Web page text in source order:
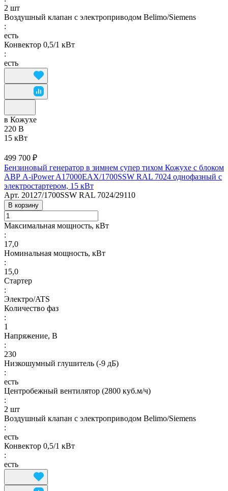
2 шт
Воздушный клапан с электроприводом Belimo/Siemens
:
есть
Конвектор 0,5/1 кВт
:
есть
в Кожухе
220 В
15 кВт
499 700 ₽
Бензиновый генератор в зимнем супер тихом Кожухе с блоком
АВР A-iPower A17000EAX/1700SSW RAL 7024 однофазный с
электростартером, 15 кВт
Арт. 20127/1700SSW RAL 7024/29110
В корзину
Максимальная мощность, кВт
:
17,0
Номинальная мощность, кВт
:
15,0
Стартер
:
Электро/ATS
Количество фаз
:
1
Напряжение, В
:
230
Низкошумный глушитель (-9 дБ)
:
есть
Центробежный вентилятор (2800 куб.м/ч)
:
2 шт
Воздушный клапан с электроприводом Belimo/Siemens
:
есть
Конвектор 0,5/1 кВт
:
есть